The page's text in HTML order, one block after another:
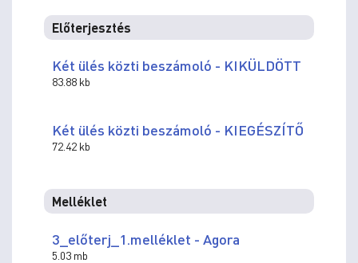
Előterjesztés
Két ülés közti beszámoló - KIKÜLDÖTT
83.88 kb
Két ülés közti beszámoló - KIEGÉSZÍTŐ
72.42 kb
Melléklet
3_előterj_1.melléklet - Agora
5.03 mb